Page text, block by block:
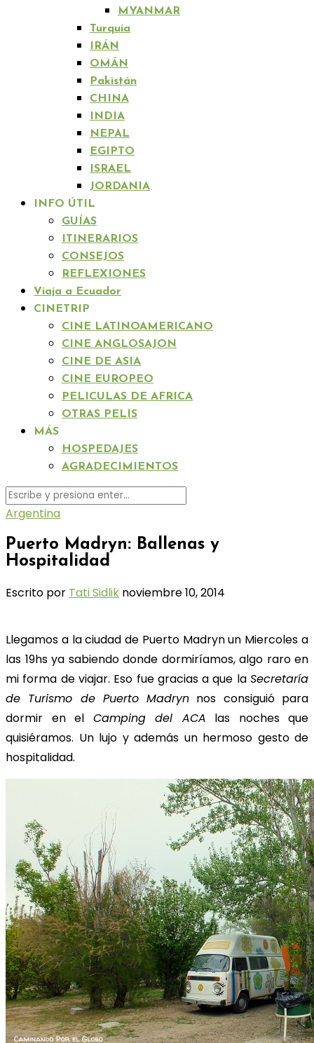
MYANMAR
Turquía
IRÁN
OMÁN
Pakistán
CHINA
INDIA
NEPAL
EGIPTO
ISRAEL
JORDANIA
INFO ÚTIL
GUÍAS
ITINERARIOS
CONSEJOS
REFLEXIONES
Viaja a Ecuador
CINETRIP
CINE LATINOAMERICANO
CINE ANGLOSAJON
CINE DE ASIA
CINE EUROPEO
PELICULAS DE AFRICA
OTRAS PELIS
MÁS
HOSPEDAJES
AGRADECIMIENTOS
Argentina
Puerto Madryn: Ballenas y
Hospitalidad
Escrito por Tati Sidlik noviembre 10, 2014
Llegamos a la ciudad de Puerto Madryn un Miercoles a
las 19hs ya sabiendo donde dormiríamos, algo raro en
mi forma de viajar. Eso fue gracias a que la Secretaría
de Turismo de Puerto Madryn nos consiguió para
dormir en el Camping del ACA las noches que
quisiéramos. Un lujo y además un hermoso gesto de
hospitalidad.